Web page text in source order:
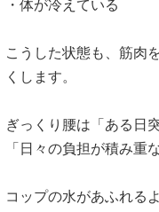
・体が冷えている
こうした状態も、筋肉
くします。
ぎっくり腰は「ある日
「日々の負担が積み重
コップの水があふれる